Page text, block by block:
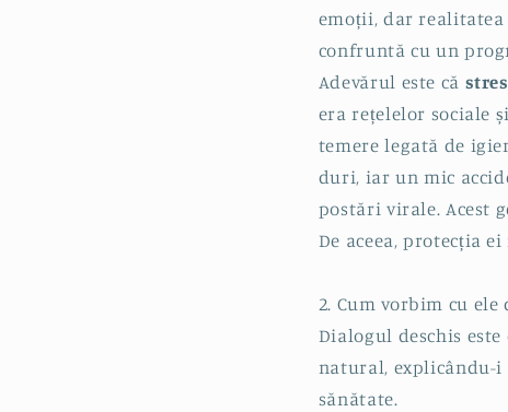
emoții, dar realitatea
confruntă cu un
Adevărul este că
era rețelelor sociale
temere legată de
duri, iar un mic
postări virale. Acest
De aceea, protecția
2. Cum vorbim cu ele
Dialogul deschis
natural, explicându-i
sănătate.